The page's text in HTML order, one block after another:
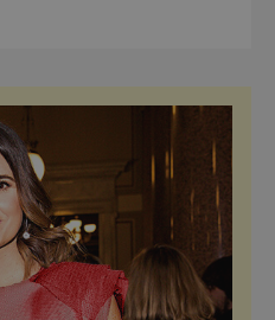
památek přitahují
nabídky
jejich výběr. Po